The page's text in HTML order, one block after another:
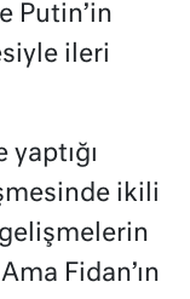
Putin’in
ileri
ikili
Fidan’ın